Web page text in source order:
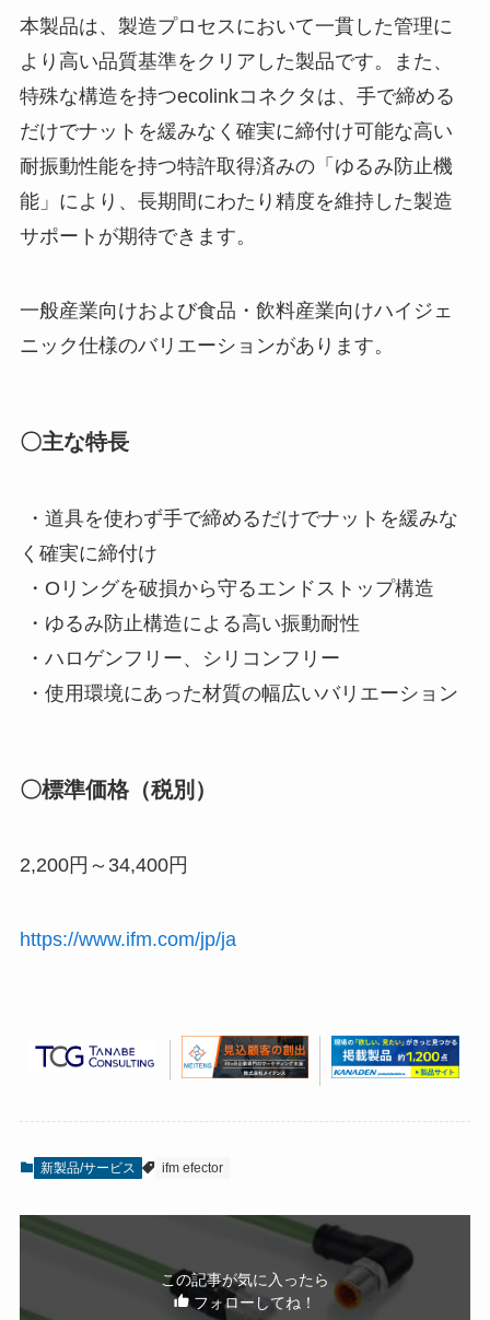
本製品は、製造プロセスにおいて一貫した管理に
より高い品質基準をクリアした製品です。また、
特殊な構造を持つecolinkコネクタは、手で締める
だけでナットを緩みなく確実に締付け可能な高い
耐振動性能を持つ特許取得済みの「ゆるみ防止機
能」により、長期間にわたり精度を維持した製造
サポートが期待できます。
一般産業向けおよび食品・飲料産業向けハイジェ
ニック仕様のバリエーションがあります。
〇主な特長
・道具を使わず手で締めるだけでナットを緩みな
く確実に締付け
・Oリングを破損から守るエンドストップ構造
・ゆるみ防止構造による高い振動耐性
・ハロゲンフリー、シリコンフリー
・使用環境にあった材質の幅広いバリエーション
〇標準価格（税別）
2,200円～34,400円
https://www.ifm.com/jp/ja
新製品/サービス ifm efector
この記事が気に入ったら
フォローしてね！